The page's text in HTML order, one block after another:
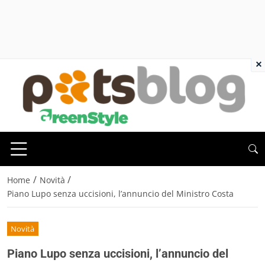
Home / Novità /
Piano Lupo senza uccisioni, l’annuncio del Ministro Costa
Novità
Piano Lupo senza uccisioni, l’annuncio del
×